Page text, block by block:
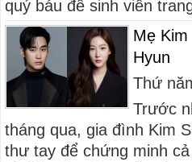
quý báu để sinh viên
Mẹ
Hyun
Thứ
Trước
tháng qua, gia đình Kim
thư tay để chứng minh